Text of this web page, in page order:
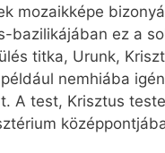
mozaikképe
bazilikájában ez a
titka, Urunk,
nemhiába
A test, Krisztus